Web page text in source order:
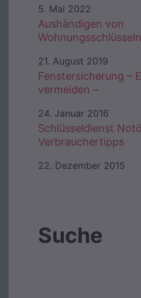
5. Mai 2022
Aushändigen von
Wohnungsschlüsseln
21. August 2019
Fenstersicherung –
vermeiden –
24. Januar 2016
Schlüsseldienst
Verbrauchertipps
22. Dezember 2015
Suche